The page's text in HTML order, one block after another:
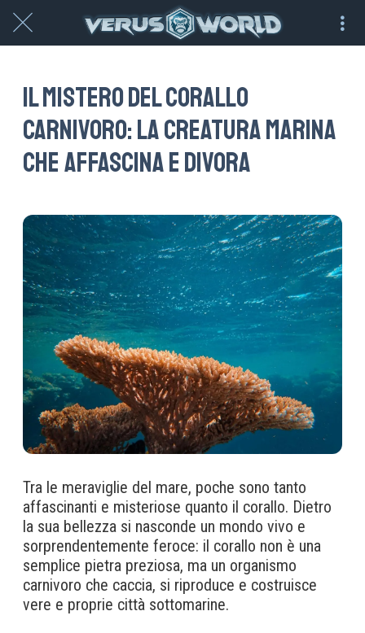
Il mistero del corallo
carnivoro: la creatura marina
che affascina e divora
Tra le meraviglie del mare, poche sono tanto
affascinanti e misteriose quanto il corallo. Dietro
la sua bellezza si nasconde un mondo vivo e
sorprendentemente feroce: il corallo non è una
semplice pietra preziosa, ma un organismo
carnivoro che caccia, si riproduce e costruisce
vere e proprie città sottomarine.